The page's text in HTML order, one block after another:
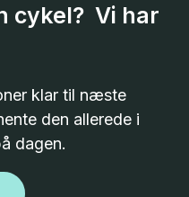
cykel? Vi har
klar til næste
den allerede i
dagen.